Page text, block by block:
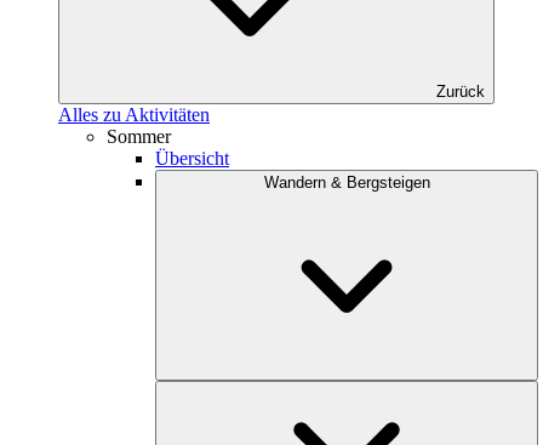
Zurück
Alles zu Aktivitäten
Sommer
Übersicht
Wandern & Bergsteigen